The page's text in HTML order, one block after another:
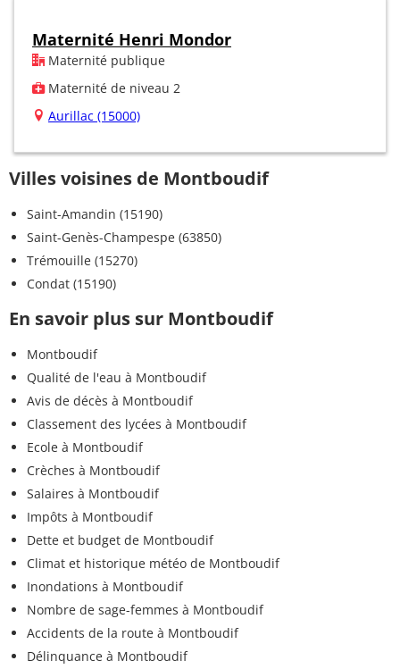
Maternité Henri Mondor
Maternité publique
Maternité de niveau 2
Aurillac (15000)
Villes voisines de Montboudif
Saint-Amandin (15190)
Saint-Genès-Champespe (63850)
Trémouille (15270)
Condat (15190)
En savoir plus sur Montboudif
Montboudif
Qualité de l'eau à Montboudif
Avis de décès à Montboudif
Classement des lycées à Montboudif
Ecole à Montboudif
Crèches à Montboudif
Salaires à Montboudif
Impôts à Montboudif
Dette et budget de Montboudif
Climat et historique météo de Montboudif
Inondations à Montboudif
Nombre de sage-femmes à Montboudif
Accidents de la route à Montboudif
Délinquance à Montboudif